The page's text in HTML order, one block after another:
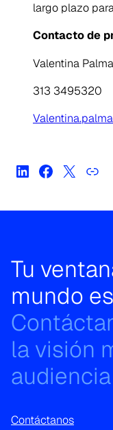
largo plazo
Contacto de
Valentina Palma
313 3495320
Tu
mundo
la visión
audiencia
Contáctanos